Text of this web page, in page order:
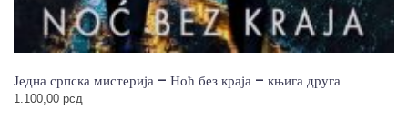
Једна српска мистерија – Ноћ без краја – књига друга
1.100,00 рсд